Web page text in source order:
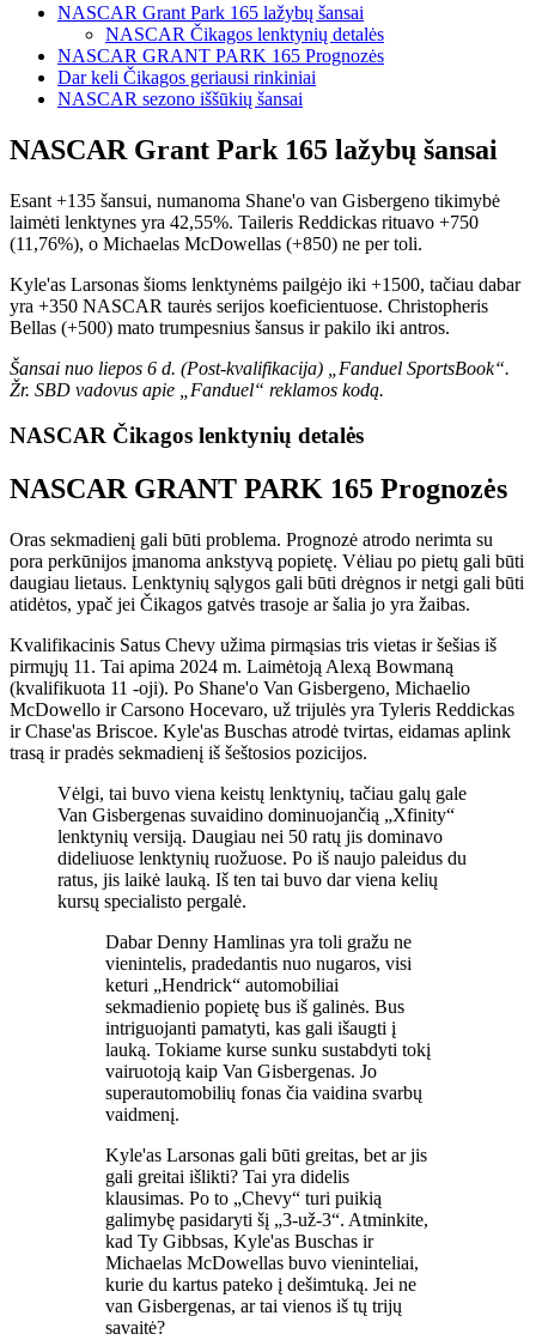
NASCAR Grant Park 165 lažybų šansai
NASCAR Čikagos lenktynių detalės
NASCAR GRANT PARK 165 Prognozės
Dar keli Čikagos geriausi rinkiniai
NASCAR sezono iššūkių šansai
NASCAR Grant Park 165 lažybų šansai
Esant +135 šansui, numanoma Shane'o van Gisbergeno tikimybė
laimėti lenktynes ​​yra 42,55%. Taileris Reddickas rituavo +750
(11,76%), o Michaelas McDowellas (+850) ne per toli.
Kyle'as Larsonas šioms lenktynėms pailgėjo iki +1500, tačiau dabar
yra +350 NASCAR taurės serijos koeficientuose. Christopheris
Bellas (+500) mato trumpesnius šansus ir pakilo iki antros.
Šansai nuo liepos 6 d. (Post-kvalifikacija) „Fanduel SportsBook“.
Žr. SBD vadovus apie „Fanduel“ reklamos kodą.
NASCAR Čikagos lenktynių detalės
NASCAR GRANT PARK 165 Prognozės
Oras sekmadienį gali būti problema. Prognozė atrodo nerimta su
pora perkūnijos įmanoma ankstyvą popietę. Vėliau po pietų gali būti
daugiau lietaus. Lenktynių sąlygos gali būti drėgnos ir netgi gali būti
atidėtos, ypač jei Čikagos gatvės trasoje ar šalia jo yra žaibas.
Kvalifikacinis Satus Chevy užima pirmąsias tris vietas ir šešias iš
pirmųjų 11. Tai apima 2024 m. Laimėtoją Alexą Bowmaną
(kvalifikuota 11 -oji). Po Shane'o Van Gisbergeno, Michaelio
McDowello ir Carsono Hocevaro, už trijulės yra Tyleris Reddickas
ir Chase'as Briscoe. Kyle'as Buschas atrodė tvirtas, eidamas aplink
trasą ir pradės sekmadienį iš šeštosios pozicijos.
Vėlgi, tai buvo viena keistų lenktynių, tačiau galų gale
Van Gisbergenas suvaidino dominuojančią „Xfinity“
lenktynių versiją. Daugiau nei 50 ratų jis dominavo
dideliuose lenktynių ruožuose. Po iš naujo paleidus du
ratus, jis laikė lauką. Iš ten tai buvo dar viena kelių
kursų specialisto pergalė.
Dabar Denny Hamlinas yra toli gražu ne
vienintelis, pradedantis nuo nugaros, visi
keturi „Hendrick“ automobiliai
sekmadienio popietę bus iš galinės. Bus
intriguojanti pamatyti, kas gali išaugti į
lauką. Tokiame kurse sunku sustabdyti tokį
vairuotoją kaip Van Gisbergenas. Jo
superautomobilių fonas čia vaidina svarbų
vaidmenį.
Kyle'as Larsonas gali būti greitas, bet ar jis
gali greitai išlikti? Tai yra didelis
klausimas. Po to „Chevy“ turi puikią
galimybę pasidaryti šį „3-už-3“. Atminkite,
kad Ty Gibbsas, Kyle'as Buschas ir
Michaelas McDowellas buvo vieninteliai,
kurie du kartus pateko į dešimtuką. Jei ne
van Gisbergenas, ar tai vienos iš tų trijų
savaitė?